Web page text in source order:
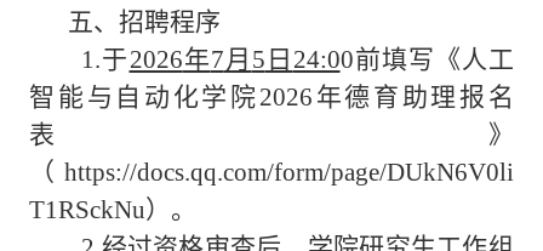
五、招聘程序
1.于2026年7月 5 日 24:00前填写《人工
智能与自动化学院 2026 年德育助理报名
表 》
（ https://docs.qq.com/form/page/DUkN6V0li
T1RSckNu）。